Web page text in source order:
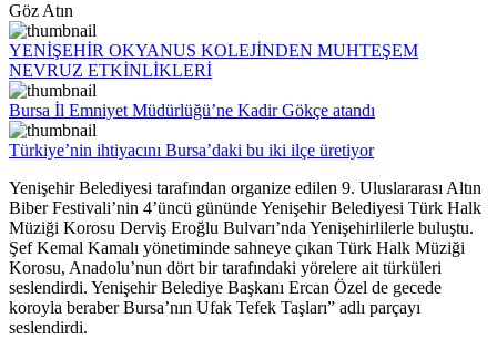
Göz Atın
YENİŞEHİR OKYANUS KOLEJİNDEN MUHTEŞEM
NEVRUZ ETKİNLİKLERİ
Bursa İl Emniyet Müdürlüğü’ne Kadir Gökçe atandı
Türkiye’nin ihtiyacını Bursa’daki bu iki ilçe üretiyor
Yenişehir Belediyesi tarafından organize edilen 9. Uluslararası Altın
Biber Festivali’nin 4’üncü gününde Yenişehir Belediyesi Türk Halk
Müziği Korosu Derviş Eroğlu Bulvarı’nda Yenişehirlilerle buluştu.
Şef Kemal Kamalı yönetiminde sahneye çıkan Türk Halk Müziği
Korosu, Anadolu’nun dört bir tarafındaki yörelere ait türküleri
seslendirdi. Yenişehir Belediye Başkanı Ercan Özel de gecede
koroyla beraber Bursa’nın Ufak Tefek Taşları” adlı parçayı
seslendirdi.